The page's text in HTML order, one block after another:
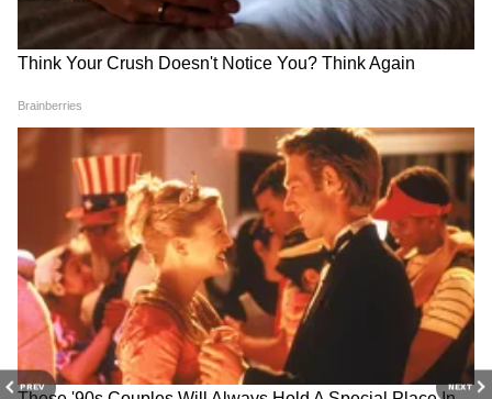
PREV NEXT
गोल्ड' आणि 'आर्या ब्लू' या दोन रंगांमध्ये उपलब्ध होईल.
Related Articles
Mobile Phones: बजेट फ्रेंडली बेस्ट कॅमेरा फोन्स, फोटो
आणि व्हिडियोज येतील बेस्ट
ड्युअल स्क्रीनसह भारतीय स्मार्टफोन; Lava Blaze Duo
3 ची लाँच डेट ठरली, आणखी काय फिचर्स?
3